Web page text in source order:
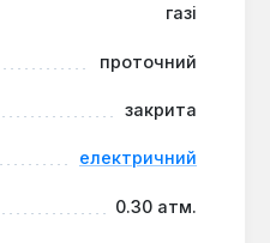
у виборі джерела
AM 1E є оптимальним
гарячою водою
з високими
мати стабільний
газі
проточний
закрита
електричний
0.30 атм.